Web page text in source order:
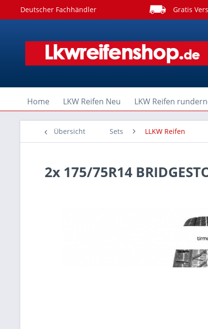
Deutscher Fachhändler Gratis
Home LKW Reifen Neu LKW Reifen
Übersicht Sets LLKW Reifen
2x 175/75R14